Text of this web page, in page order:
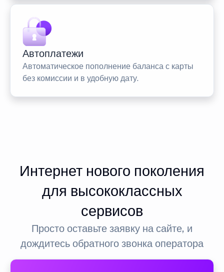
Автоплатежи
Автоматическое пополнение баланса с карты
без комиссии и в удобную дату.
Интернет нового поколения
для высококлассных
сервисов
Просто оставьте заявку на сайте, и
дождитесь обратного звонка оператора